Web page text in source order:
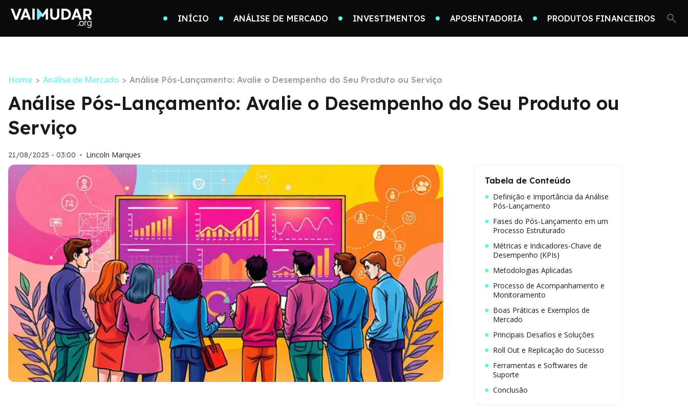
INÍCIO ANÁLISE DE MERCADO INVESTIMENTOS APOSENTADORIA PRODUTOS FINANCEIROS
Home > Análise de Mercado > Análise Pós-Lançamento: Avalie o Desempenho do Seu Produto ou Serviço
Análise Pós-Lançamento: Avalie o Desempenho do Seu Produto ou
Serviço
21/08/2025 - 03:00 • Lincoln Marques
Tabela de Conteúdo
Definição e Importância da Análise
Pós-Lançamento
Fases do Pós-Lançamento em um
Processo Estruturado
Métricas e Indicadores-Chave de
Desempenho (KPIs)
Metodologias Aplicadas
Processo de Acompanhamento e
Monitoramento
Boas Práticas e Exemplos de
Mercado
Principais Desafios e Soluções
Roll Out e Replicação do Sucesso
Ferramentas e Softwares de
Suporte
Conclusão